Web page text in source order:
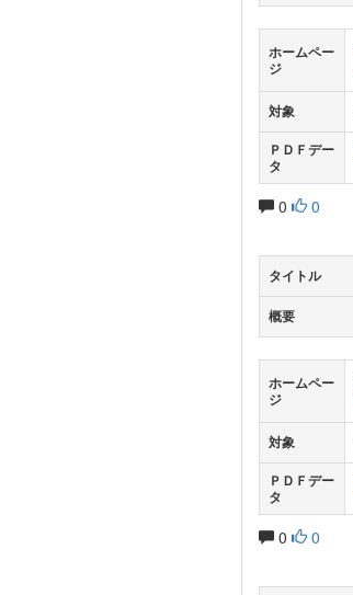
ホームペー
ジ
対象
ＰＤＦデー
タ
0 0
タイトル
概要
ホームペー
ジ
対象
ＰＤＦデー
タ
0 0